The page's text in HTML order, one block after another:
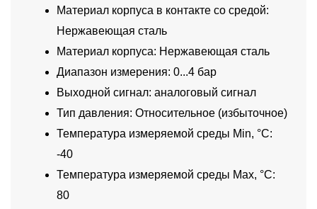
Материал корпуса в контакте со средой:
Нержавеющая сталь
Материал корпуса: Нержавеющая сталь
Диапазон измерения: 0...4 бар
Выходной сигнал: аналоговый сигнал
Тип давления: Относительное (избыточное)
Температура измеряемой среды Min, °C:
-40
Температура измеряемой среды Max, °C:
80